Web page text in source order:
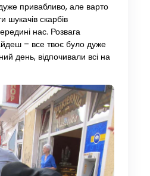
привабливо, але варто
шукачів скарбів
нас. Розвага
– все твоє було дуже
день, відпочивали всі на